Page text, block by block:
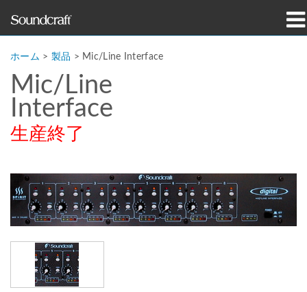
導入事例とニュース
購入先
サポート
当社の歴史
言語/地域
ホーム > 製品 > Mic/Line Interface
Mic/Line
Interface
生産終了